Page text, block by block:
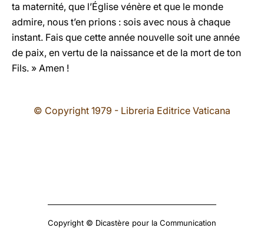
ta maternité, que l’Église vénère et que le monde
admire, nous t’en prions : sois avec nous à chaque
instant. Fais que cette année nouvelle soit une année
de paix, en vertu de la naissance et de la mort de ton
Fils. » Amen !
© Copyright 1979 - Libreria Editrice Vaticana
Copyright © Dicastère pour la Communication